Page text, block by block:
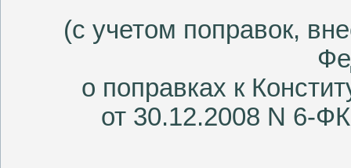
(с учетом поправок,
о поправках к
от 30.12.2008 N 6-